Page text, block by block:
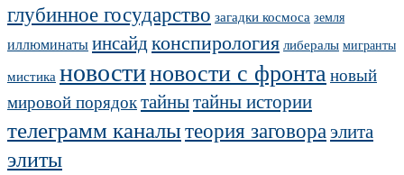
глубинное государство загадки космоса земля
иллюминатыинсайдконспирология либералы мигранты
мистика новостиновости с фронтановый
мировой порядоктайнытайны истории
телеграмм каналытеория заговораэлита
элиты